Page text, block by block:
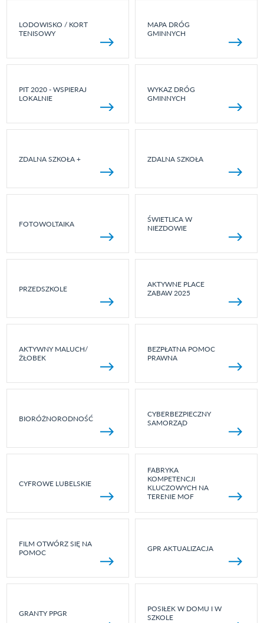
LODOWISKO / KORT
TENISOWY
MAPA DRÓG
GMINNYCH
PIT 2020 - WSPIERAJ
LOKALNIE
WYKAZ DRÓG
GMINNYCH
ZDALNA SZKOŁA + ZDALNA SZKOŁA
FOTOWOLTAIKA
ŚWIETLICA W
NIEZDOWIE
PRZEDSZKOLE
AKTYWNE PLACE
ZABAW 2025
AKTYWNY MALUCH/
ŻŁOBEK
BEZPŁATNA POMOC
PRAWNA
BIORÓŻNORODNOŚĆ
CYBERBEZPIECZNY
SAMORZĄD
CYFROWE LUBELSKIE
FABRYKA
KOMPETENCJI
KLUCZOWYCH NA
TERENIE MOF
FILM OTWÓRZ SIĘ NA
POMOC
GPR AKTUALIZACJA
GRANTY PPGR
POSIŁEK W DOMU I W
SZKOLE